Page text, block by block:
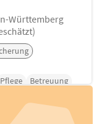
Württemberg
Pflege Betreuung